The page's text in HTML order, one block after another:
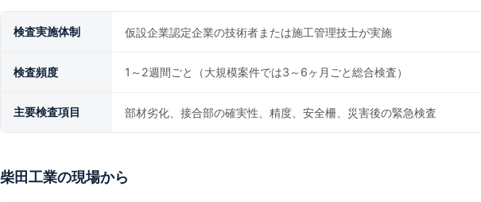
検査実施体制 仮設企業認定企業の技術者または施工管理技士が実施
検査頻度 1～2週間ごと（大規模案件では3～6ヶ月ごと総合検査）
主要検査項目 部材劣化、接合部の確実性、精度、安全柵、災害後の緊急検査
柴田工業の現場から